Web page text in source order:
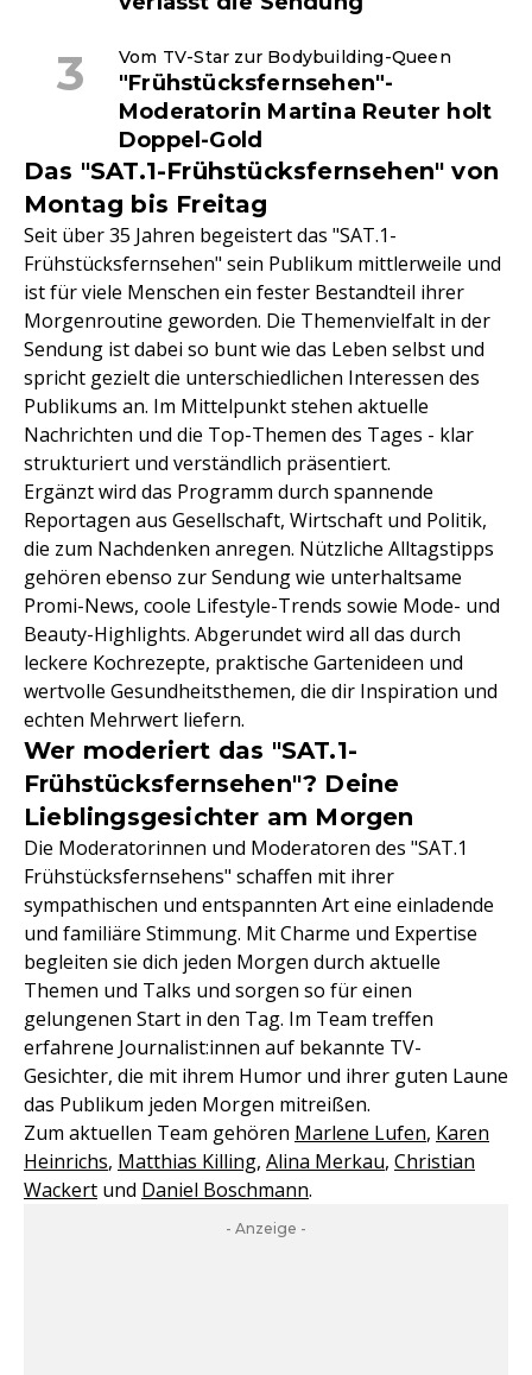
Vom TV-Star zur Bodybuilding-Queen
"Frühstücksfernsehen"-
Moderatorin Martina Reuter holt
Doppel-Gold
Das "SAT.1-Frühstücksfernsehen" von
Montag bis Freitag
Seit über 35 Jahren begeistert das "SAT.1-
Frühstücksfernsehen" sein Publikum mittlerweile und
ist für viele Menschen ein fester Bestandteil ihrer
Morgenroutine geworden. Die Themenvielfalt in der
Sendung ist dabei so bunt wie das Leben selbst und
spricht gezielt die unterschiedlichen Interessen des
Publikums an. Im Mittelpunkt stehen aktuelle
Nachrichten und die Top-Themen des Tages - klar
strukturiert und verständlich präsentiert.
Ergänzt wird das Programm durch spannende
Reportagen aus Gesellschaft, Wirtschaft und Politik,
die zum Nachdenken anregen. Nützliche Alltagstipps
gehören ebenso zur Sendung wie unterhaltsame
Promi-News, coole Lifestyle-Trends sowie Mode- und
Beauty-Highlights. Abgerundet wird all das durch
leckere Kochrezepte, praktische Gartenideen und
wertvolle Gesundheitsthemen, die dir Inspiration und
echten Mehrwert liefern.
Wer moderiert das "SAT.1-
Frühstücksfernsehen"? Deine
Lieblingsgesichter am Morgen
Die Moderatorinnen und Moderatoren des "SAT.1
Frühstücksfernsehens" schaffen mit ihrer
sympathischen und entspannten Art eine einladende
und familiäre Stimmung. Mit Charme und Expertise
begleiten sie dich jeden Morgen durch aktuelle
Themen und Talks und sorgen so für einen
gelungenen Start in den Tag. Im Team treffen
erfahrene Journalist:innen auf bekannte TV-
Gesichter, die mit ihrem Humor und ihrer guten Laune
das Publikum jeden Morgen mitreißen.
Zum aktuellen Team gehören Marlene Lufen, Karen
Heinrichs, Matthias Killing, Alina Merkau, Christian
Wackert und Daniel Boschmann.
- Anzeige -